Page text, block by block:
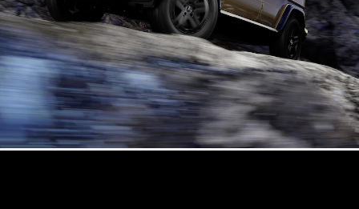
priamemu
odberu
Konfigurátor
Kabriolety/roadstery